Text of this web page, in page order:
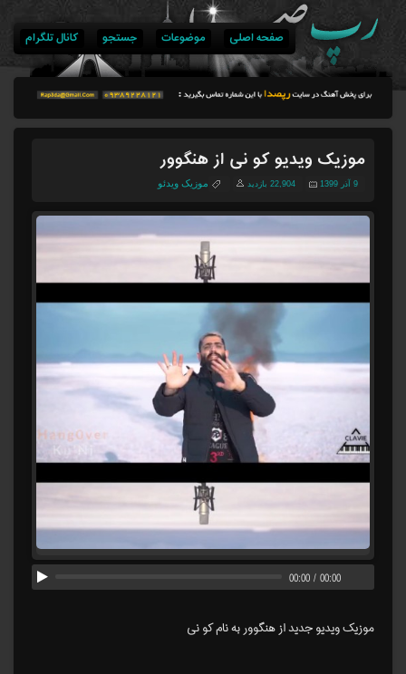
صفحه اصلی موضوعات جستجو کانال تلگرام
موزیک ویدیو کو نی از هنگوور
9 آذر 1399 22,904 بازدید موزیک ویدئو
00:00/00:00
موزیک ویدیو جدید از هنگوور به نام کو نی